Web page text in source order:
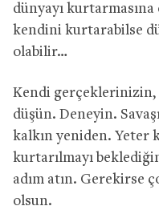
dünyayı
kendini kurtarabilse
olabilir…
Kendi gerçeklerinizin,
düşün. Deneyin.
kalkın yeniden. Yeter
kurtarılmayı
adım atın. Gerekirse
olsun.